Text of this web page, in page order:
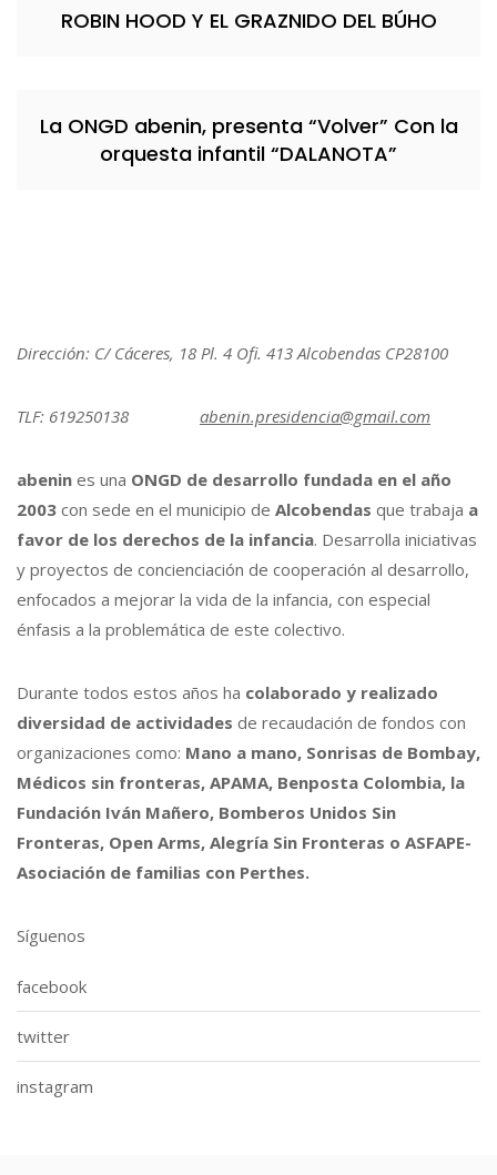
ROBIN HOOD Y EL GRAZNIDO DEL BÚHO
La ONGD abenin, presenta “Volver” Con la
orquesta infantil “DALANOTA”
Dirección: C/ Cáceres, 18 Pl. 4 Ofi. 413 Alcobendas CP28100
TLF: 619250138 abenin.presidencia@gmail.com
abenin es una ONGD de desarrollo fundada en el año
2003 con sede en el municipio de Alcobendas que trabaja a
favor de los derechos de la infancia. Desarrolla iniciativas
y proyectos de concienciación de cooperación al desarrollo,
enfocados a mejorar la vida de la infancia, con especial
énfasis a la problemática de este colectivo.
Durante todos estos años ha colaborado y realizado
diversidad de actividades de recaudación de fondos con
organizaciones como: Mano a mano, Sonrisas de Bombay,
Médicos sin fronteras, APAMA, Benposta Colombia, la
Fundación Iván Mañero, Bomberos Unidos Sin
Fronteras, Open Arms, Alegría Sin Fronteras o ASFAPE-
Asociación de familias con Perthes.
Síguenos
facebook
twitter
instagram